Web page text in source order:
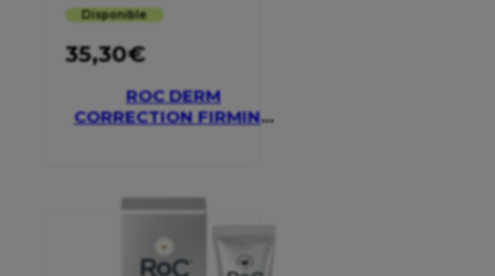
Disponible
35,30€
ROC DERM
CORRECTION FIRMING